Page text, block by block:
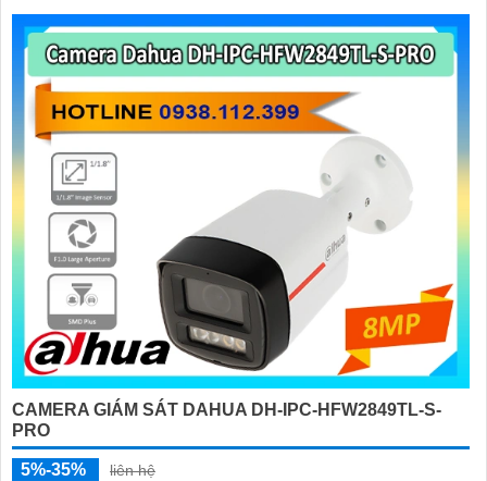
CAMERA GIÁM SÁT DAHUA DH-IPC-HFW2849TL-S-
PRO
5%-35%
liên hệ